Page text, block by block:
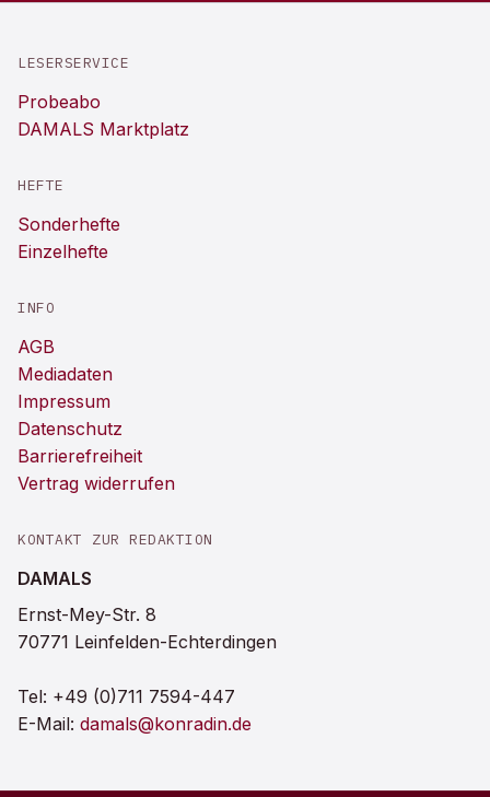
LESERSERVICE
Probeabo
DAMALS Marktplatz
HEFTE
Sonderhefte
Einzelhefte
INFO
AGB
Mediadaten
Impressum
Datenschutz
Barrierefreiheit
Vertrag widerrufen
KONTAKT ZUR REDAKTION
DAMALS
Ernst-Mey-Str. 8
70771 Leinfelden-Echterdingen
Tel: +49 (0)711 7594-447
E-Mail: damals@konradin.de